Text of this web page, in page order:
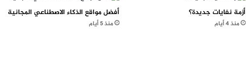
أزمة نفايات جديدة؟
منذ 4 أيام
أفضل مواقع الذكاء الاصطناعي المجانية
منذ 5 أيام